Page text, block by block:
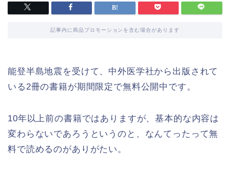
記事内に商品プロモーションを含む場合があります
能登半島地震を受けて、中外医学社から出版されて
いる2冊の書籍が期間限定で無料公開中です。
10年以上前の書籍ではありますが、基本的な内容は
変わらないであろうというのと、なんてったって無
料で読めるのがありがたい。